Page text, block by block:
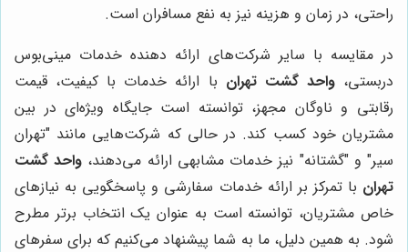
راحتی، در زمان و هزینه نیز به نفع مسافران است.
در مقایسه با سایر شرکت‌های ارائه دهنده خدمات مینی‌بوس
دربستی،واحد گشت تهران با ارائه خدمات با کیفیت، قیمت
رقابتی و ناوگان مجهز، توانسته است جایگاه ویژه‌ای در بین
مشتریان خود کسب کند. در حالی که شرکت‌هایی مانند "تهران
سیر" و "گشتانه" نیز خدمات مشابهی ارائه می‌دهند، واحد گشت
تهران با تمرکز بر ارائه خدمات سفارشی و پاسخگویی به نیازهای
خاص مشتریان، توانسته است به عنوان یک انتخاب برتر مطرح
شود. به همین دلیل، ما به شما پیشنهاد می‌کنیم که برای سفرهای